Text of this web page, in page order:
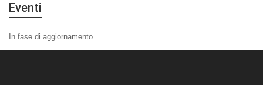
Eventi
In fase di aggiornamento.